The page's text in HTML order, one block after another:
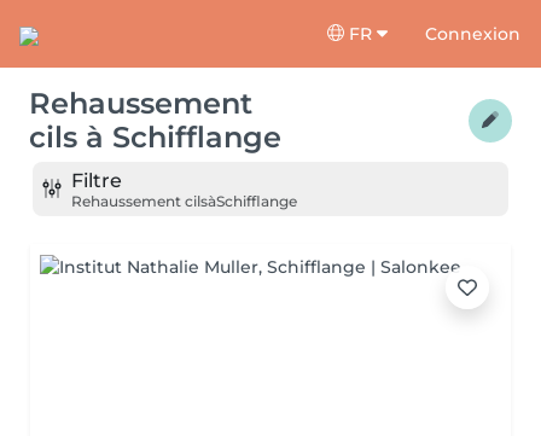
FR Connexion
Rehaussement
cils à Schifflange
Filtre
Rehaussement cilsàSchifflange